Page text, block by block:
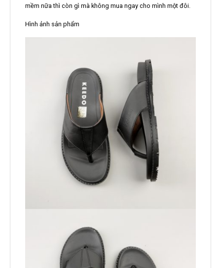
mềm nữa thì còn gì mà không mua ngay cho mình một đôi.
Hình ảnh sản phẩm